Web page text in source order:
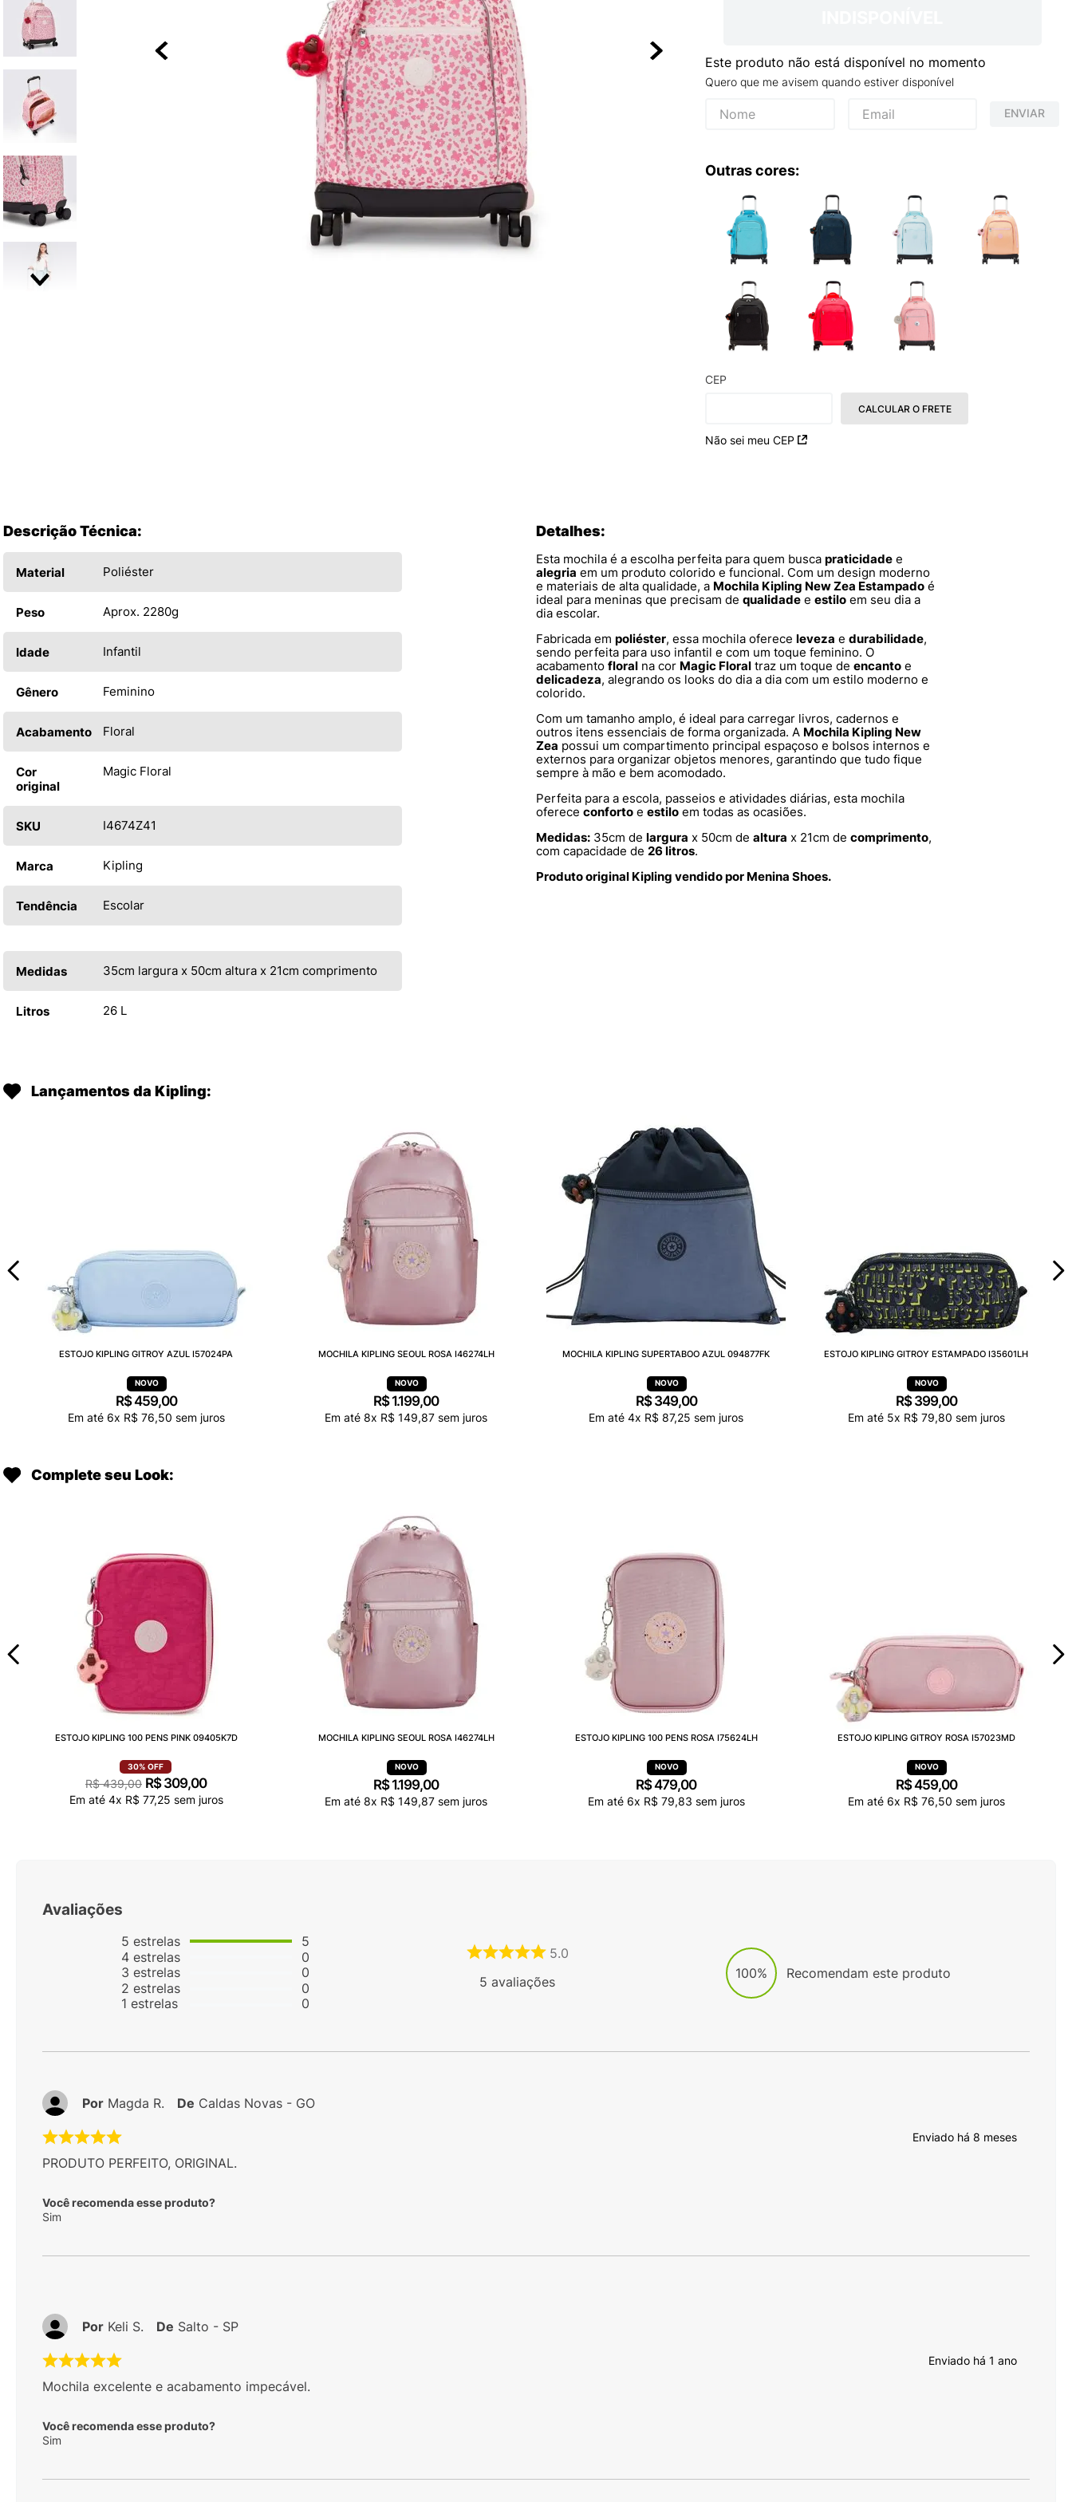
Este produto não está disponível no momento
Quero que me avisem quando estiver disponível
ENVIAR
Outras cores:
CEP
Não sei meu CEP
CALCULAR O FRETE
Descrição Técnica:
Material Poliéster
Peso Aprox. 2280g
Idade Infantil
Gênero Feminino
Acabamento Floral
Cor
original
Magic Floral
SKU I4674Z41
Marca Kipling
Tendência Escolar
Medidas 35cm largura x 50cm altura x 21cm comprimento
Litros 26 L
Detalhes:
Esta mochila é a escolha perfeita para quem busca praticidade e
alegria em um produto colorido e funcional. Com um design moderno
e materiais de alta qualidade, a Mochila Kipling New Zea Estampado é
ideal para meninas que precisam de qualidade e estilo em seu dia a
dia escolar.
Fabricada em poliéster, essa mochila oferece leveza e durabilidade,
sendo perfeita para uso infantil e com um toque feminino. O
acabamento floral na cor Magic Floral traz um toque de encanto e
delicadeza, alegrando os looks do dia a dia com um estilo moderno e
colorido.
Com um tamanho amplo, é ideal para carregar livros, cadernos e
outros itens essenciais de forma organizada. A Mochila Kipling New
Zea possui um compartimento principal espaçoso e bolsos internos e
externos para organizar objetos menores, garantindo que tudo fique
sempre à mão e bem acomodado.
Perfeita para a escola, passeios e atividades diárias, esta mochila
oferece conforto e estilo em todas as ocasiões.
Medidas: 35cm de largura x 50cm de altura x 21cm de comprimento,
com capacidade de 26 litros.
Produto original Kipling vendido por Menina Shoes.
Lançamentos da Kipling:
ESTOJO KIPLING GITROY AZUL I57024PA
R$459,00
Em até 6x R$ 76,50 sem juros
MOCHILA KIPLING SEOUL ROSA I46274LH
R$ 1.199,00
Em até 8x R$ 149,87 sem juros
MOCHILA KIPLING SUPERTABOO AZUL 094877FK
R$ 349,00
Em até 4x R$ 87,25 sem juros
ESTOJO KIPLING GITROY ESTAMPADO I35601LH
R$ 399,00
Em até 5x R$ 79,80 sem juros
Complete seu Look:
ESTOJO KIPLING 100 PENS PINK 09405K7D
30% OFF
R$ 439,00 R$ 309,00
Em até 4x R$ 77,25 sem juros
MOCHILA KIPLING SEOUL ROSA I46274LH
R$ 1.199,00
Em até 8x R$ 149,87 sem juros
ESTOJO KIPLING 100 PENS ROSA I75624LH
R$479,00
Em até 6x R$ 79,83 sem juros
ESTOJO KIPLING GITROY ROSA I57023MD
R$459,00
Em até 6x R$ 76,50 sem juros
Avaliações
5 estrelas
4estrelas
3 estrelas
2 estrelas
1 estrelas
5
0
0
0
0
5.0
5 avaliações
100% Recomendam este produto
Enviado há 8 meses
PRODUTO PERFEITO, ORIGINAL.
Você recomenda esse produto?
Sim
Por Magda R. De Caldas Novas - GO
Enviado há 1 ano
Mochila excelente e acabamento impecável.
Você recomenda esse produto?
Sim
Por Keli S. De Salto - SP